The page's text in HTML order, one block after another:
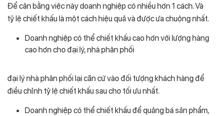
Để cân bằng việc này doanh nghiệp có nhiều hơn 1 cách. Và
tỷ lệ chiết khấu là một cách hiệu quả và được ưa chuộng nhất.
Doanh nghiệp có thể chiết khấu cao hơn với lượng hàng
cao hơn cho đại lý, nhà phân phối
đại lý nhà phân phối lại căn cứ vào đối tượng khách hàng để
điều chỉnh tỷ lệ chiết khấu sau cho tối ưu nhất.
Doanh nghiệp có thể chiết khấu để quảng bá sản phẩm,